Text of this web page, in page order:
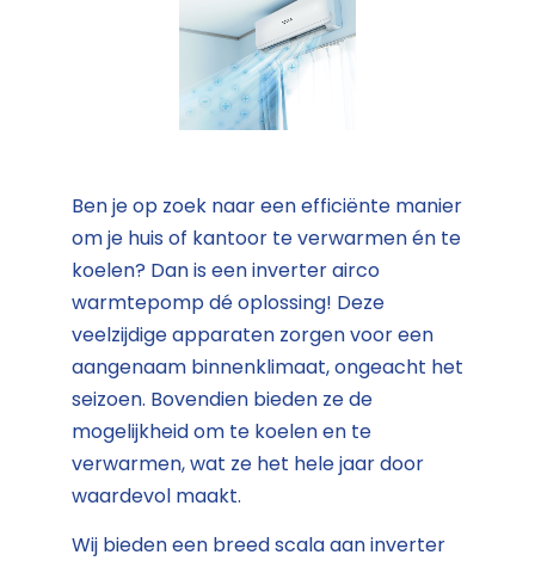
Ben je op zoek naar een efficiënte manier
om je huis of kantoor te verwarmen én te
koelen? Dan is een inverter airco
warmtepomp dé oplossing! Deze
veelzijdige apparaten zorgen voor een
aangenaam binnenklimaat, ongeacht het
seizoen. Bovendien bieden ze de
mogelijkheid om te koelen en te
verwarmen, wat ze het hele jaar door
waardevol maakt.
Wij bieden een breed scala aan inverter